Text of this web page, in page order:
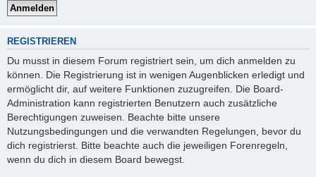
REGISTRIEREN
Du musst in diesem Forum registriert sein, um dich anmelden zu
können. Die Registrierung ist in wenigen Augenblicken erledigt und
ermöglicht dir, auf weitere Funktionen zuzugreifen. Die Board-
Administration kann registrierten Benutzern auch zusätzliche
Berechtigungen zuweisen. Beachte bitte unsere
Nutzungsbedingungen und die verwandten Regelungen, bevor du
dich registrierst. Bitte beachte auch die jeweiligen Forenregeln,
wenn du dich in diesem Board bewegst.